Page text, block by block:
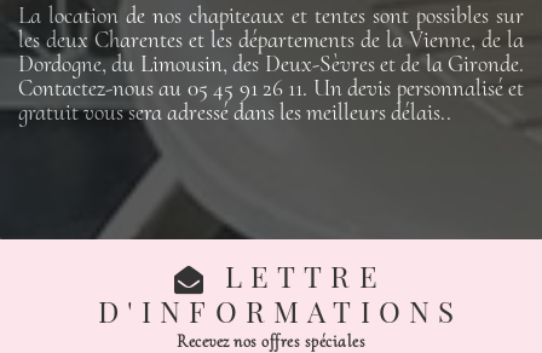
La location de nos chapiteaux et tentes sont possibles sur
les deux Charentes et les départements de la Vienne, de la
Dordogne, du Limousin, des Deux-Sèvres et de la Gironde.
Contactez-nous au 05 45 91 26 11. Un devis personnalisé et
gratuit vous sera adressé dans les meilleurs délais..
LETTRE
D'INFORMATIONS
Recevez nos offres spéciales